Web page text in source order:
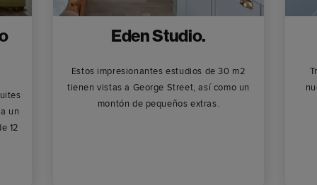
un
12
Eden Studio.
Estos impresionantes estudios de 30 m2
tienen vistas a George Street, así como un
montón de pequeños extras.